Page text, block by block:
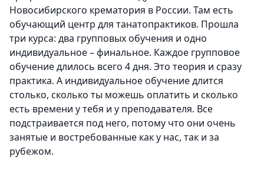
Новосибирского крематория в России. Там есть
обучающий центр для танатопрактиков. Прошла
три курса: два групповых обучения и одно
индивидуальное – финальное. Каждое групповое
обучение длилось всего 4 дня. Это теория и сразу
практика. А индивидуальное обучение длится
столько, сколько ты можешь оплатить и сколько
есть времени у тебя и у преподавателя. Все
подстраивается под него, потому что они очень
занятые и востребованные как у нас, так и за
рубежом.